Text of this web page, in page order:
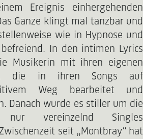
Ereignis einhergehenden
Ganze klingt mal tanzbar und
wie in Hypnose und
In den intimen Lyrics
Musikerin mit ihren eigenen
die in ihren Songs auf
Weg bearbeitet und
Danach wurde es stiller um die
vereinzelnd Singles
seit „Montbray“ hat